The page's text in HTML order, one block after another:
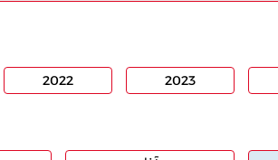
2023
2022